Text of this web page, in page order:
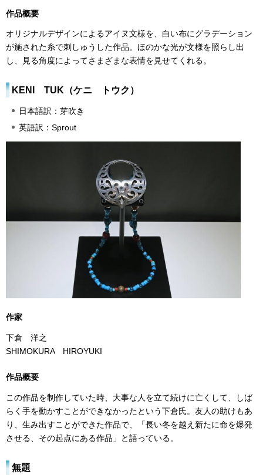
作品概要
オリジナルデザインによるアイヌ文様を、白い布にグラデーション
が施された糸で刺しゅうした作品。ほのかな光が文様を照らし出
し、見る角度によってさまざまな表情を見せてくれる。
KENI TUK（ケニ トウク）
日本語訳：芽吹き
英語訳：Sprout
作家
下倉 洋之
SHIMOKURA HIROYUKI
作品概要
この作品を制作していた時、大事な人を立て続けに亡くして、しば
らく手を動かすことができなかったという下倉氏。友人の助けもあ
り、生み出すことができた作品で、「長い冬を越え新たに命を爆発
させる、その起点にある作品」と語っている。
無題